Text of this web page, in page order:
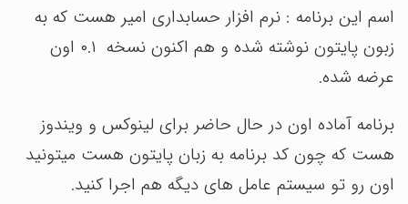
اسم این برنامه : نرم افزار حسابداری امیر هست که به
زبون پایتون نوشته شده و هم اکنون نسخه ۰.۱ اون
عرضه شده.
برنامه آماده اون در حال حاضر برای لینوکس و ویندوز
هست که چون کد برنامه به زبان پایتون هست میتونید
اون رو تو سیستم عامل های دیگه هم اجرا کنید.